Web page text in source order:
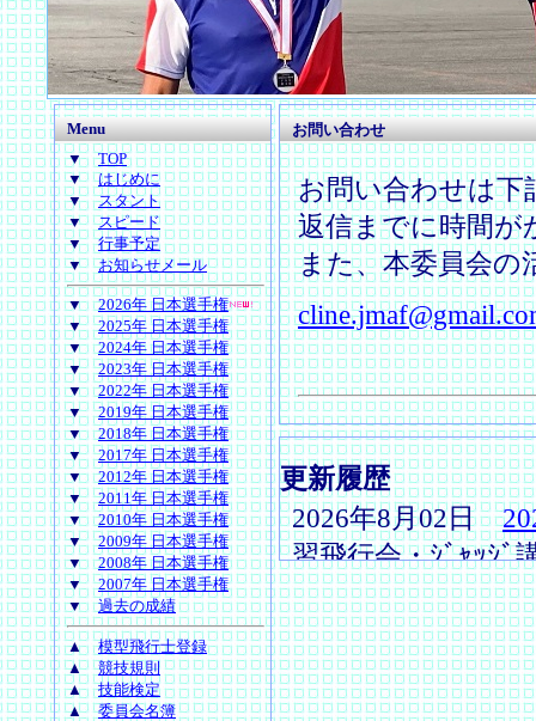
Menu
▼TOP
▼はじめに
▼スタント
▼スピード
▼行事予定
▼お知らせメール
▼2026年 日本選手権
▼2025年 日本選手権
▼2024年 日本選手権
▼2023年 日本選手権
▼2022年 日本選手権
▼2019年 日本選手権
▼2018年 日本選手権
▼2017年 日本選手権
▼2012年 日本選手権
▼2011年 日本選手権
▼2010年 日本選手権
▼2009年 日本選手権
▼2008年 日本選手権
▼2007年 日本選手権
▼過去の成績
▲模型飛行士登録
▲競技規則
▲技能検定
▲委員会名簿
お問い合わせ
お問い合わせは下
返信までに時間が
また、本委員会の
更新履歴
2026年8月02日
習飛行会・ｼﾞｬｯｼﾞ
2026年7月17日
たので行事予定に
2026年7月01日
いてｱｯﾌﾟしました